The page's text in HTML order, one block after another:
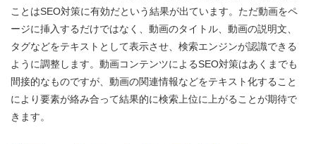
ことはSEO対策に有効だという結果が出ています。ただ動画をペ
ージに挿入するだけではなく、動画のタイトル、動画の説明文、
タグなどをテキストとして表示させ、検索エンジンが認識できる
ように調整します。動画コンテンツによるSEO対策はあくまでも
間接的なものですが、動画の関連情報などをテキスト化すること
により要素が絡み合って結果的に検索上位に上がることが期待で
きます。